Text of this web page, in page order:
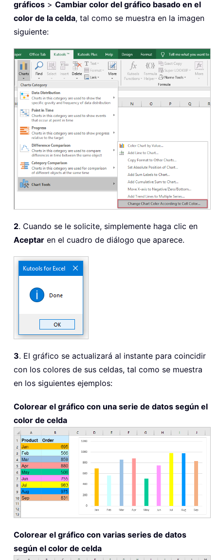
gráficos > Cambiar color del gráfico basado en el
color de la celda, tal como se muestra en la imagen
siguiente:
2. Cuando se le solicite, simplemente haga clic en
Aceptar en el cuadro de diálogo que aparece.
3. El gráfico se actualizará al instante para coincidir
con los colores de sus celdas, tal como se muestra
en los siguientes ejemplos:
Colorear el gráfico con una serie de datos según el
color de celda
Colorear el gráfico con varias series de datos
según el color de celda